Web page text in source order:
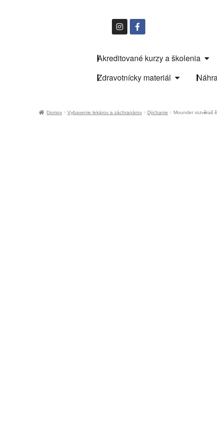
Akreditované kurzy a školenia
Zdravotnícky materiál
Domov Vybavenie lekárov a záchranárov Dýchanie Mounder rozvěrač